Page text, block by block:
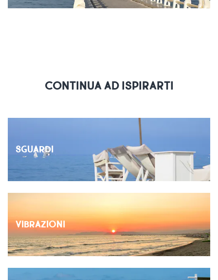
CONTINUA AD ISPIRARTI
SGUARDI
VIBRAZIONI